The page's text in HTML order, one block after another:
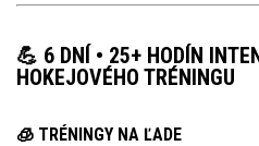
💪 6 DNÍ • 25+ HODÍN
HOKEJOVÉHO TRÉNINGU
🧊 TRÉNINGY NA ĽADE